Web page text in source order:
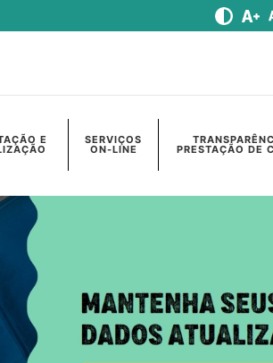
E SERVIÇOS
ON-LINE PRESTAÇÃO DE